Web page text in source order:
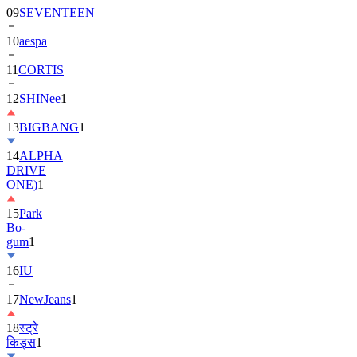
09SEVENTEEN
10aespa
11CORTIS
12SHINee1
13BIGBANG1
14ALPHA
DRIVE
ONE)1
15Park
Bo-
gum1
16IU
17NewJeans1
18स्ट्रे
किड्स1